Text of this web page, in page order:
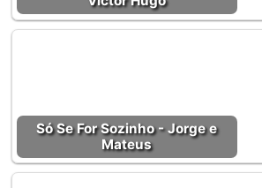
Só Se For Sozinho - Jorge e
Mateus